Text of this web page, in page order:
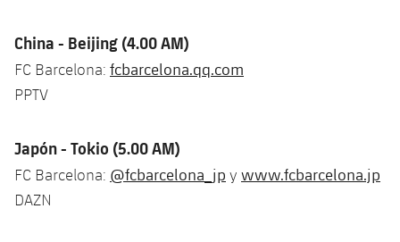
China - Beijing (4.00 AM)
FC Barcelona: fcbarcelona.qq.com
PPTV
Japón - Tokio (5.00 AM)
FC Barcelona: @fcbarcelona_jp y www.fcbarcelona.jp
DAZN